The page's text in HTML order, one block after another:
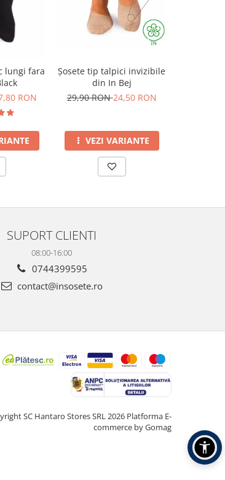
lungi fara
RON
Șosete tip talpici invizibile
din In Bej
29,90 RON24,50 RON
VEZI VARIANTE
SUPORT CLIENTI
08:00-16:00
0744399595
contact@insosete.ro
SC Hantaro Stores SRL 2026 Platforma E-
commerce by Gomag